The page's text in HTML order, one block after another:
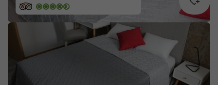
Blog TopViagens
Área de Cliente